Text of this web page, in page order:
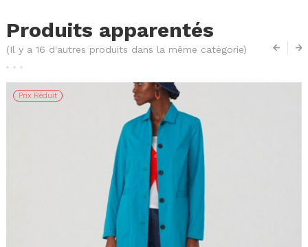
Produits apparentés
(Il y a 16 d'autres produits dans la même catégorie)
Prix Réduit